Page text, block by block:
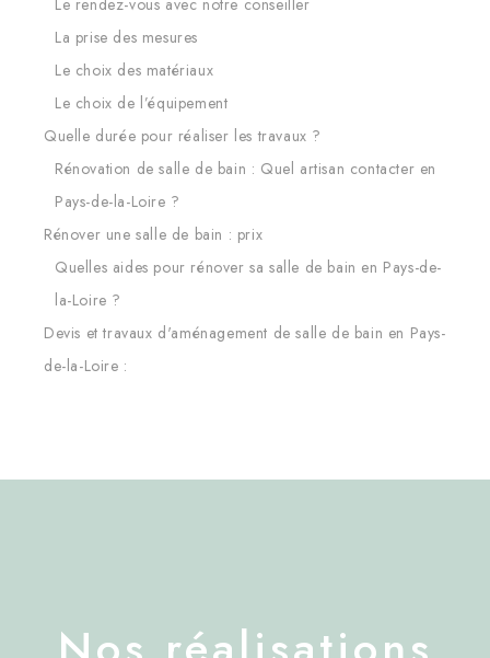
Le rendez-vous avec notre conseiller
La prise des mesures
Le choix des matériaux
Le choix de l’équipement
Quelle durée pour réaliser les travaux ?
Rénovation de salle de bain : Quel artisan contacter en
Pays-de-la-Loire ?
Rénover une salle de bain : prix
Quelles aides pour rénover sa salle de bain en Pays-de-
la-Loire ?
Devis et travaux d'aménagement de salle de bain en Pays-
de-la-Loire :